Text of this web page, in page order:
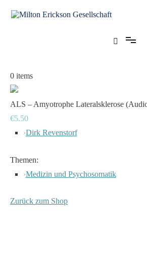
Inhalt
0 items
ALS – Amyotrophe Lateralsklerose
€5.50
›Dirk Revenstorf
Themen:
›Medizin und Psychosomatik
Zurück zum Shop